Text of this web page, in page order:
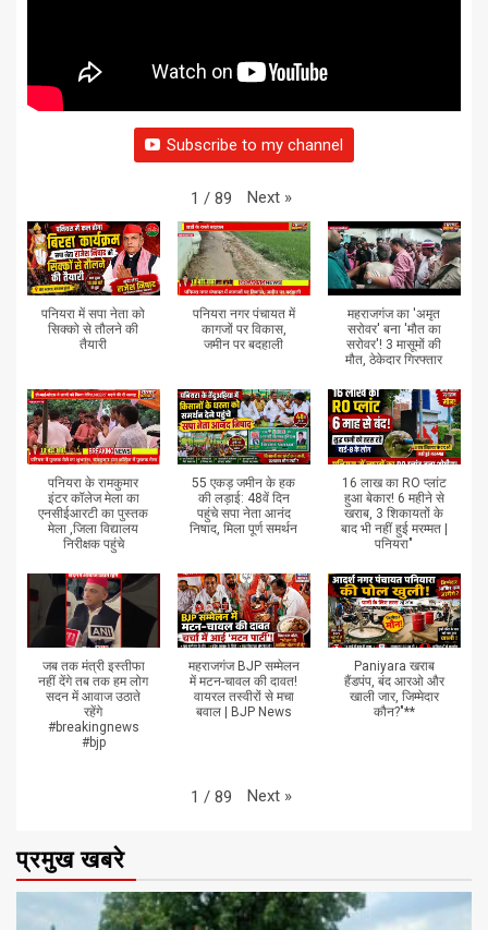
Subscribe to my channel
1 / 89 Next »
पनियरा में सपा नेता को
सिक्को से तौलने की
तैयारी
पनियरा नगर पंचायत में
कागजों पर विकास,
जमीन पर बदहाली
महराजगंज का 'अमृत
सरोवर' बना 'मौत का
सरोवर'! 3 मासूमों की
मौत, ठेकेदार गिरफ्तार
पनियरा के रामकुमार
इंटर कॉलेज मेला का
एनसीईआरटी का पुस्तक
मेला ,जिला विद्यालय
निरीक्षक पहुंचे
55 एकड़ जमीन के हक
की लड़ाई: 48वें दिन
पहुंचे सपा नेता आनंद
निषाद, मिला पूर्ण समर्थन
16 लाख का RO प्लांट
हुआ बेकार! 6 महीने से
खराब, 3 शिकायतों के
बाद भी नहीं हुई मरम्मत |
पनियरा"
जब तक मंत्री इस्तीफा
नहीं देंगे तब तक हम लोग
सदन में आवाज उठाते
रहेंगे
#breakingnews
#bjp
महराजगंज BJP सम्मेलन
में मटन-चावल की दावत!
वायरल तस्वीरों से मचा
बवाल | BJP News
Paniyara खराब
हैंडपंप, बंद आरओ और
खाली जार, जिम्मेदार
कौन?"**
1 / 89 Next »
प्रमुख खबरे